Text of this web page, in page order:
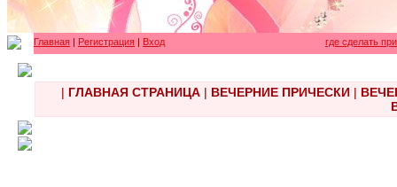
Главная | Регистрация | Вход где сделать
| ГЛАВНАЯ СТРАНИЦА| ВЕЧЕРНИЕ ПРИЧЕСКИ|